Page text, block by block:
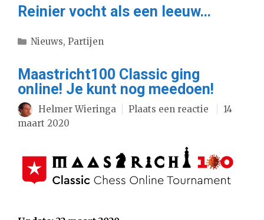
Reinier vocht als een leeuw…
Categorieën
Nieuws, Partijen
Maastricht100 Classic ging
online! Je kunt nog meedoen!
Helmer Wieringa Plaats een reactie
14
maart 2020